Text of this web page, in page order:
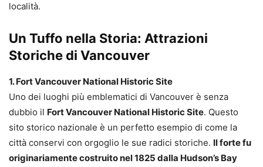
località.
Un Tuffo nella Storia: Attrazioni
Storiche di Vancouver
1. Fort Vancouver National Historic Site
Uno dei luoghi più emblematici di Vancouver è senza
dubbio il Fort Vancouver National Historic Site. Questo
sito storico nazionale è un perfetto esempio di come la
città conservi con orgoglio le sue radici storiche. Il forte fu
originariamente costruito nel 1825 dalla Hudson’s Bay